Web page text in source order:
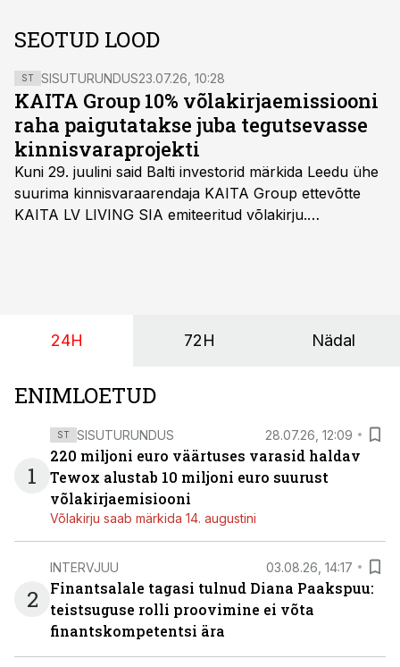
SEOTUD LOOD
ST SISUTURUNDUS23.07.26, 10:28
KAITA Group 10% võlakirjaemissiooni
raha paigutatakse juba tegutsevasse
kinnisvaraprojekti
Kuni 29. juulini said Balti investorid märkida Leedu ühe
suurima kinnisvaraarendaja KAITA Group ettevõtte
KAITA LV LIVING SIA emiteeritud võlakirju.
24H 72H Nädal
ENIMLOETUD
1
ST SISUTURUNDUS 28.07.26, 12:09
220 miljoni euro väärtuses varasid haldav
Tewox alustab 10 miljoni euro suurust
võlakirjaemisiooni
Võlakirju saab märkida 14. augustini
2
INTERVJUU 03.08.26, 14:17
Finantsalale tagasi tulnud Diana Paakspuu:
teistsuguse rolli proovimine ei võta
finantskompetentsi ära